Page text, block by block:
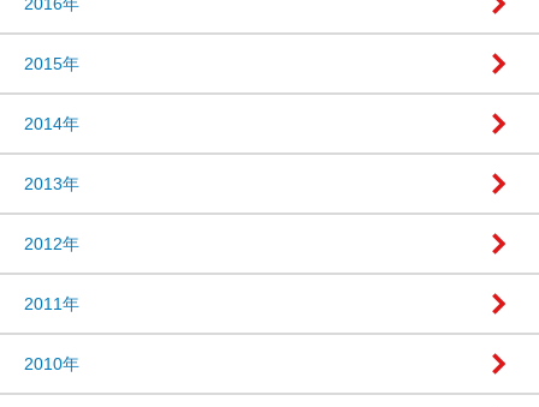
2015年
2014年
2013年
2012年
2011年
2010年